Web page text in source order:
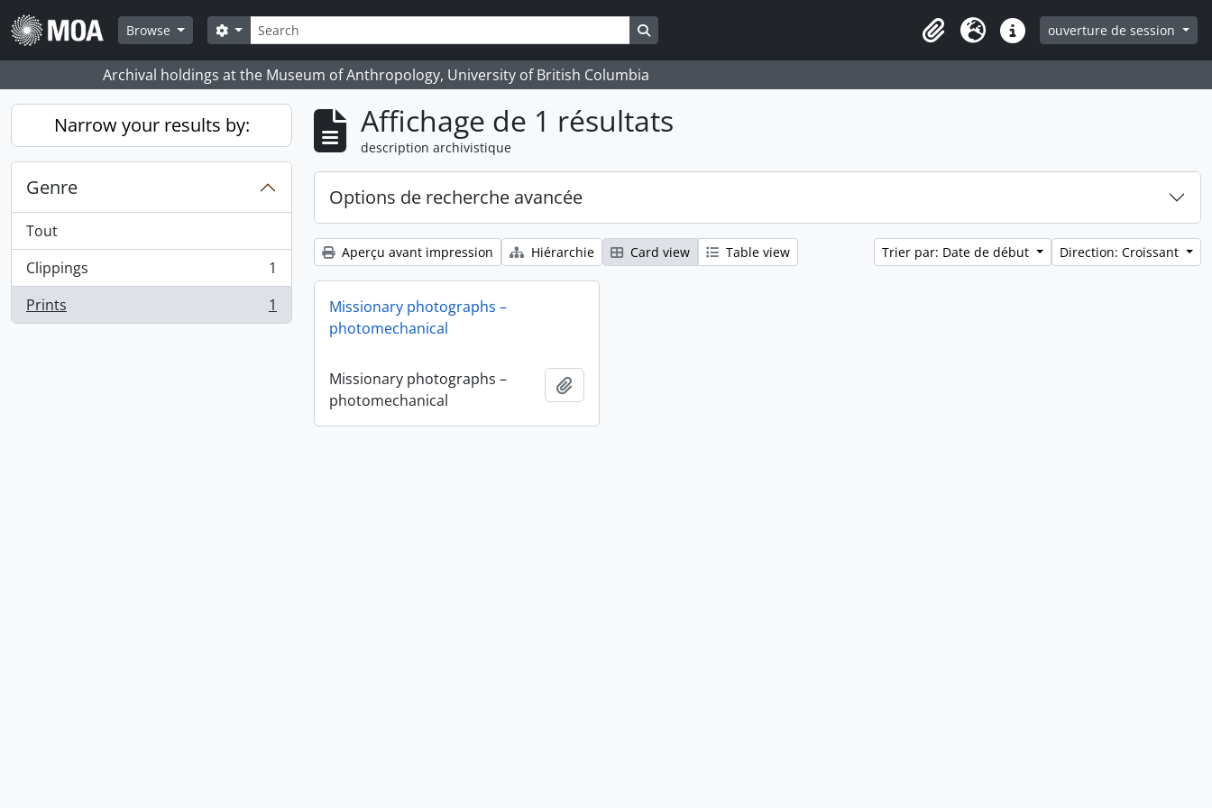
Skip to main content
Browse
Rechercher
Search options Search in browse page
ClipboardLangueLiens rapidesouverture de session
Archival holdings at the Museum of Anthropology, University of British Columbia
Narrow your results by:
Genre
Tout
Clippings
, 1 résultats
1
Prints
, 1 résultats 1
Affichage de 1 résultats
description archivistique
Options de recherche avancée
Aperçu avant impression Hiérarchie Card view Table view Trier par: Date de début Direction: Croissant
Missionary photographs –
photomechanical
Missionary photographs –
photomechanical